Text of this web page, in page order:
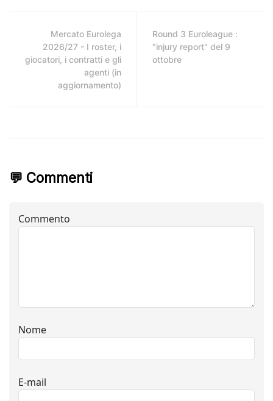
Mercato Eurolega
2026/27 - I roster, i
giocatori, i contratti e gli
agenti (in
aggiornamento)
Round 3 Euroleague :
"injury report" del 9
ottobre
💬 Commenti